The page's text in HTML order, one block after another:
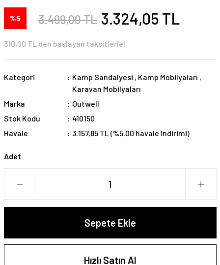
%5 3.499,00 TL 3.324,05 TL
310,00 TL den başlayan taksitlerle!
Kategori Kamp Sandalyesi , Kamp Mobilyaları ,
Karavan Mobilyaları
Marka
Outwell
Stok Kodu
410150
Havale
3.157,85 TL (%5,00 havale indirimi)
Adet
Sepete Ekle
Hızlı Satın Al